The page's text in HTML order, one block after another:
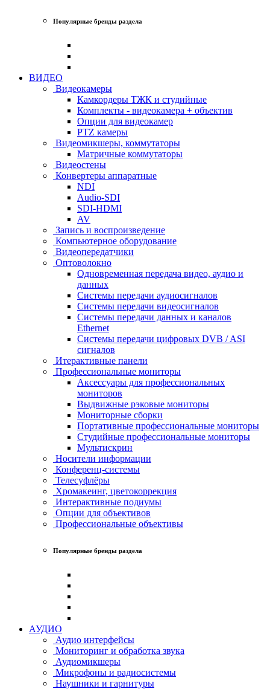
Популярные бренды раздела
ВИДЕО
Видеокамеры
Камкордеры ТЖК и студийные
Комплекты - видеокамера + объектив
Опции для видеокамер
PTZ камеры
Видеомикшеры, коммутаторы
Матричные коммутаторы
Видеостены
Конвертеры аппаратные
NDI
Audio-SDI
SDI-HDMI
AV
Запись и воспроизведение
Компьютерное оборудование
Видеопередатчики
Оптоволокно
Одновременная передача видео, аудио и
данных
Системы передачи аудиосигналов
Системы передачи видеосигналов
Системы передачи данных и каналов
Ethernet
Системы передачи цифровых DVB / ASI
сигналов
Итерактивные панели
Профессиональные мониторы
Аксессуары для профессиональных
мониторов
Выдвижные рэковые мониторы
Мониторные сборки
Портативные профессиональные мониторы
Студийные профессиональные мониторы
Мультискрин
Носители информации
Конференц-системы
Телесуфлёры
Хромакеинг, цветокоррекция
Интерактивные подиумы
Опции для объективов
Профессиональные объективы
Популярные бренды раздела
АУДИО
Аудио интерфейсы
Мониторинг и обработка звука
Аудиомикшеры
Микрофоны и радиосистемы
Наушники и гарнитуры